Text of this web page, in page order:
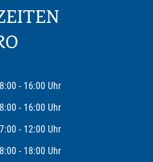
- 16:00 Uhr
- 16:00 Uhr
- 12:00 Uhr
- 18:00 Uhr